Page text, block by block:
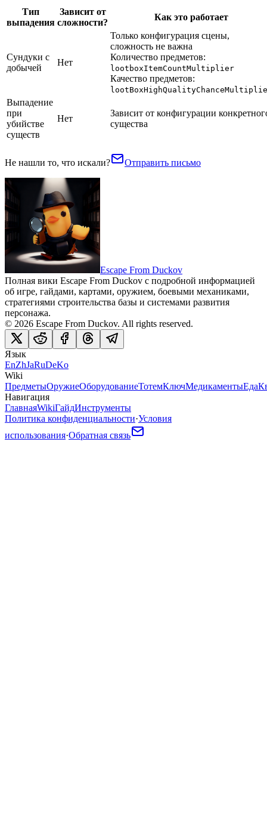
Тип
выпадения
Зависит от
сложности?
Как это работает
Сундуки с
добычей
Нет
Только конфигурация сцены,
сложность не важна
Количество предметов:
lootboxItemCountMultiplier
Качество предметов:
Выпадение
при
убийстве
существ
Нет
Зависит от конфигурации
существа
Не нашли то, что искали? Отправить письмо
Escape From Duckov
Полная вики Escape From Duckov с подробной информацией
об игре, гайдами, картами, оружием, боевыми механиками,
стратегиями строительства базы и системами развития
персонажа.
© 2026 Escape From Duckov. All rights reserved.
Язык
EnZhJaRuDeKo
Wiki
ПредметыОружиеОборудованиеТотемКлючМедикаментыЕда
Навигация
ГлавнаяWikiГайдИнструменты
Политика конфиденциальности·Условия
использования·Обратная связь